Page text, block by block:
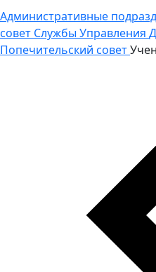
Административные
совет Службы Управления
Попечительский совет